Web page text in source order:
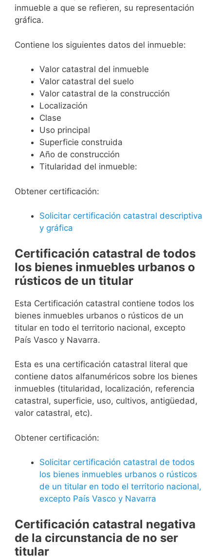
inmueble a que se refieren, su representación
gráfica.
Contiene los siguientes datos del inmueble:
Valor catastral del inmueble
Valor catastral del suelo
Valor catastral de la construcción
Localización
Clase
Uso principal
Superficie construida
Año de construcción
Titularidad del inmueble:
Obtener certificación:
Solicitar certificación catastral descriptiva
y gráfica
Certificación catastral de todos
los bienes inmuebles urbanos o
rústicos de un titular
Esta Certificación catastral contiene todos los
bienes inmuebles urbanos o rústicos de un
titular en todo el territorio nacional, excepto
País Vasco y Navarra.
Esta es una certificación catastral literal que
contiene datos alfanuméricos sobre los bienes
inmuebles (titularidad, localización, referencia
catastral, superficie, uso, cultivos, antigüedad,
valor catastral, etc).
Obtener certificación:
Solicitar certificación catastral de todos
los bienes inmuebles urbanos o rústicos
de un titular en todo el territorio nacional,
excepto País Vasco y Navarra
Certificación catastral negativa
de la circunstancia de no ser
titular